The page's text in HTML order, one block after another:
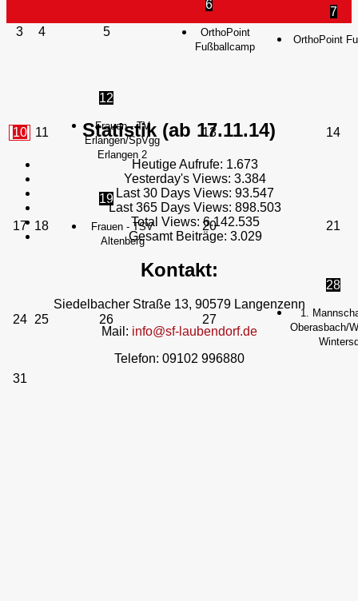
3 4 5
6
OrthoPoint
Fußballcamp
7
OrthoPoint
10 11
12
Frauen - TV
Erlangen/SpVgg
Erlangen 2
13 14
17 18
19
Frauen - TSV
Altenberg
20 21
24 25 26 27
28
1.
Oberasbach/
31
Statistik (ab 17.11.14)
Heutige Aufrufe: 1.673
Yesterday's Views: 3.384
Last 30 Days Views: 93.547
Last 365 Days Views: 898.503
Total Views: 6.142.535
Gesamt Beiträge: 3.029
Kontakt:
Siedelbacher Straße 13, 90579 Langenzenn
Mail: info@sf-laubendorf.de
Telefon: 09102 996880